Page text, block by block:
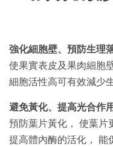
強化細胞壁、預防生理
使果實表皮及果肉細胞
細胞活性高可有效減少
避免黃化、提高光合作
預防葉片黃化， 使葉片
提高體內酶的活化， 能